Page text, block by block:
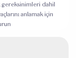
gereksinimleri dahil
anlamak için